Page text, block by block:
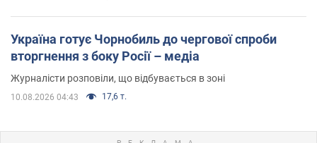
Україна готує Чорнобиль до чергової спроби
вторгнення з боку Росії – медіа
Журналісти розповіли, що відбувається в зоні
10.08.2026 04:43 17,6 т.